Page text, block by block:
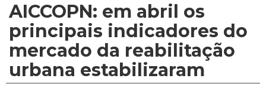
AICCOPN: em abril os
principais indicadores do
mercado da reabilitação
urbana estabilizaram